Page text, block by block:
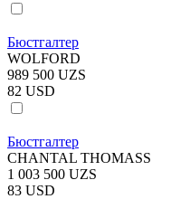
Бюстгалтер
WOLFORD
989 500 UZS
82 USD
Бюстгалтер
CHANTAL THOMASS
1 003 500 UZS
83 USD